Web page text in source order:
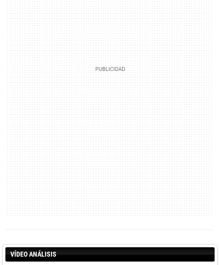
VÍDEO ANÁLISIS